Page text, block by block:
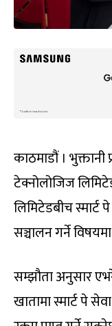
काठमाडौं । भुक्तानी
टेक्नोलोजिज
लिमिटेडबीच स्मार्ट
सञ्चालन गर्ने
सम्झौता अनुसार
खातामा स्मार्ट पे